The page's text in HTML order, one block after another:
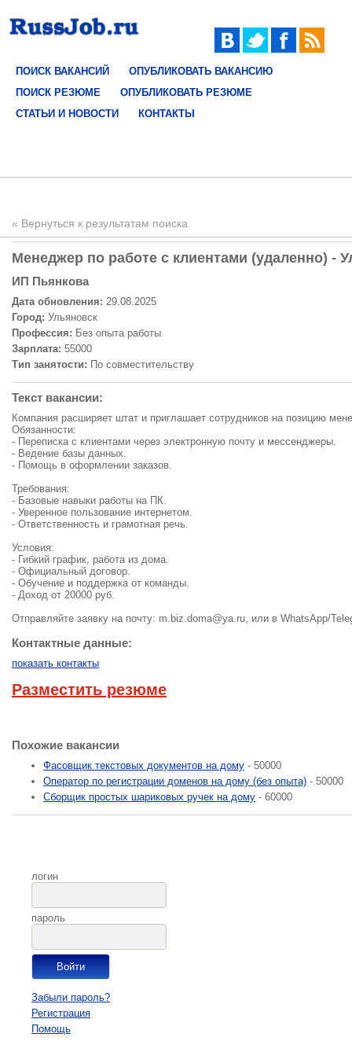
ПОИСК ВАКАНСИЙ
ОПУБЛИКОВАТЬ ВАКАНСИЮ
ПОИСК РЕЗЮМЕ
ОПУБЛИКОВАТЬ РЕЗЮМЕ
СТАТЬИ И НОВОСТИ
КОНТАКТЫ
« Вернуться к результатам поиска
Менеджер по работе с клиентами (удаленно) -
ИП Пьянкова
Дата обновления: 29.08.2025
Город: Ульяновск
Профессия: Без опыта работы
Зарплата: 55000
Тип занятости: По совместительству
Текст вакансии:
Компания расширяет штат и приглашает сотрудников на позицию
Обязанности:
- Переписка с клиентами через электронную почту и мессенджеры.
- Ведение базы данных.
- Помощь в оформлении заказов.
Требования:
- Базовые навыки работы на ПК.
- Уверенное пользование интернетом.
- Ответственность и грамотная речь.
Условия:
- Гибкий график, работа из дома.
- Официальный договор.
- Обучение и поддержка от команды.
- Доход от 20000 руб.
Отправляйте заявку на почту: m.biz.doma@ya.ru, или в WhatsApp/
Контактные данные:
показать контакты
Разместить резюме
Похожие вакансии
Фасовщик текстовых документов на дому - 50000
Оператор по регистрации доменов на дому (без опыта) - 50000
Сборщик простых шариковых ручек на дому - 60000
логин
пароль
Забыли пароль?
Регистрация
Помощь